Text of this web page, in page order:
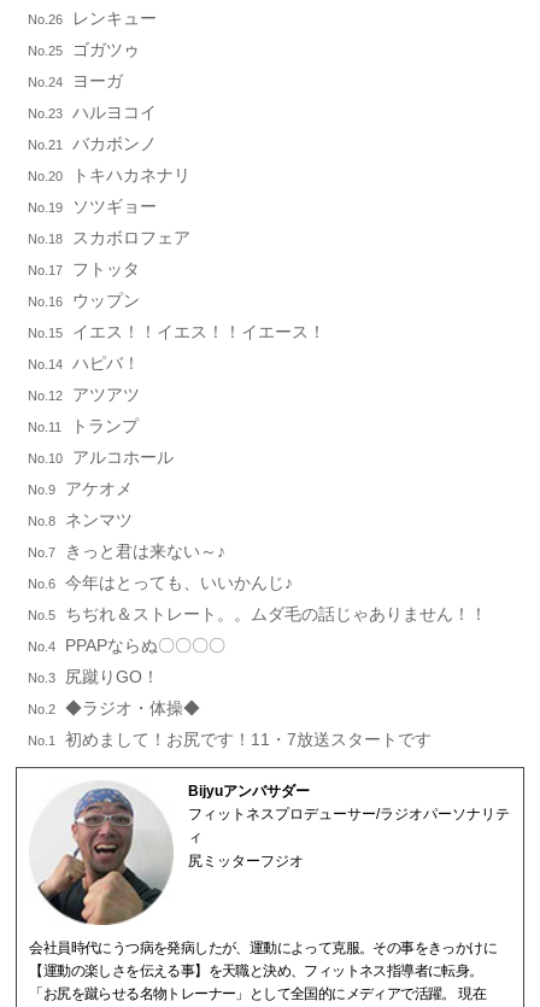
No.26 レンキュー
No.25 ゴガツゥ
No.24 ヨーガ
No.23 ハルヨコイ
No.21 バカボンノ
No.20 トキハカネナリ
No.19 ソツギョー
No.18 スカボロフェア
No.17 フトッタ
No.16 ウップン
No.15 イエス！！イエス！！イエース！
No.14 ハピバ！
No.12 アツアツ
No.11 トランプ
No.10 アルコホール
No.9 アケオメ
No.8 ネンマツ
No.7 きっと君は来ない～♪
No.6 今年はとっても、いいかんじ♪
No.5 ちぢれ＆ストレート。。ムダ毛の話じゃありません！！
No.4 PPAPならぬ〇〇〇〇
No.3 尻蹴りGO！
No.2 ◆ラジオ・体操◆
No.1 初めまして！お尻です！11・7放送スタートです
Bijyuアンバサダー
フィットネスプロデューサー/ラジオパーソナリテ
ィ
尻ミッターフジオ
会社員時代にうつ病を発病したが、運動によって克服。その事をきっかけに
【運動の楽しさを伝える事】を天職と決め、フィットネス指導者に転身。
「お尻を蹴らせる名物トレーナー」として全国的にメディアで活躍。 現在